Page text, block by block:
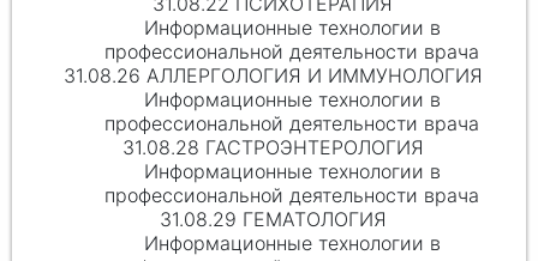
Информационные технологии в
профессиональной деятельности врача
31.08.26 АЛЛЕРГОЛОГИЯ И ИММУНОЛОГИЯ
Информационные технологии в
профессиональной деятельности врача
31.08.28 ГАСТРОЭНТЕРОЛОГИЯ
Информационные технологии в
профессиональной деятельности врача
31.08.29 ГЕМАТОЛОГИЯ
Информационные технологии в